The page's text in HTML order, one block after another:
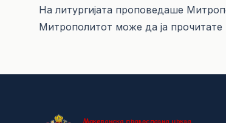
На литургијата проповедаше
Митрополитот може да ја прочитате